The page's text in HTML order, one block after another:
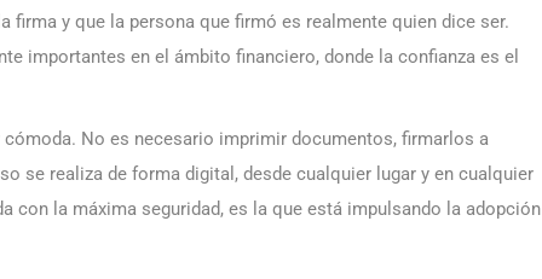
firma y que la persona que firmó es realmente quien dice ser.
importantes en el ámbito financiero, donde la confianza es el
No es necesario imprimir documentos, firmarlos a
se realiza de forma digital, desde cualquier lugar y en cualquier
con la máxima seguridad, es la que está impulsando la adopción